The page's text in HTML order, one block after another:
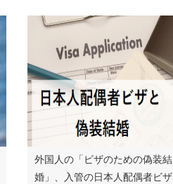
外国人の「ビザのための偽装結
婚」、入管の日本人配偶者ビザ